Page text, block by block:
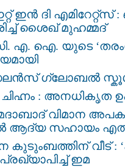
ഇൻ ദി
ശൈഖ് മുഹമ്മദ്
എ. ഐ. യുടെ
ഗ്ലോബൽ
ചിഹ്നം : അനധികൃത
വിമാന
ആദ്യ സഹായം
കുടുംബത്തിന് വീട്
ഇമ